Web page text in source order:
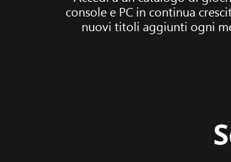
console e PC in continua
nuovi titoli aggiunti ogni